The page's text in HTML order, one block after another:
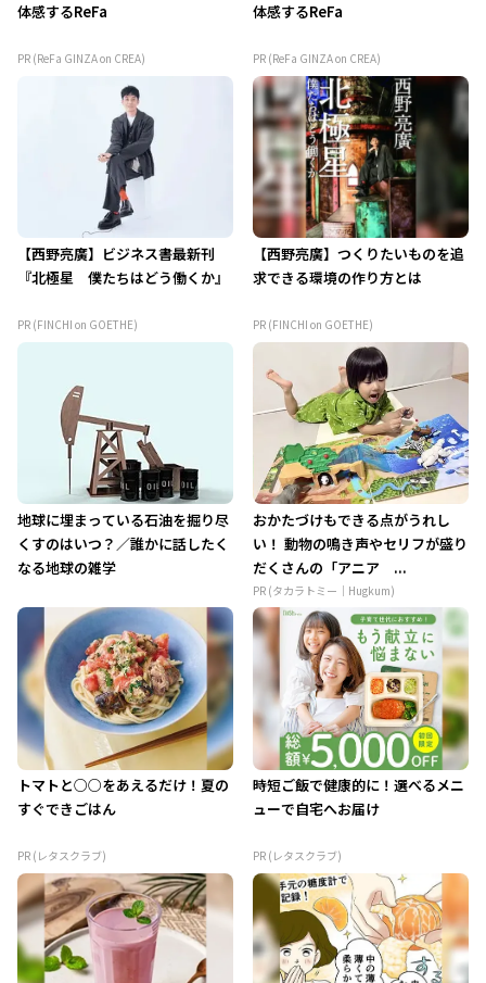
体感するReFa
PR (ReFa GINZA on CREA)
体感するReFa
PR (ReFa GINZA on CREA)
【西野亮廣】ビジネス書最新刊
『北極星 僕たちはどう働くか』
PR (FINCHI on GOETHE)
【西野亮廣】つくりたいものを追
求できる環境の作り方とは
PR (FINCHI on GOETHE)
地球に埋まっている石油を掘り尽
くすのはいつ？／誰かに話したく
なる地球の雑学
おかたづけもできる点がうれし
い！ 動物の鳴き声やセリフが盛り
だくさんの「アニア ...
PR (タカラトミー｜Hugkum)
トマトと○○をあえるだけ！夏の
すぐできごはん
PR (レタスクラブ)
時短ご飯で健康的に！選べるメニ
ューで自宅へお届け
PR (レタスクラブ)